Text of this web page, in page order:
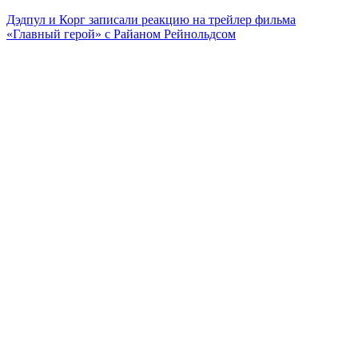
Дэдпул и Корг записали реакцию на трейлер фильма
«Главный герой» с Райаном Рейнольдсом